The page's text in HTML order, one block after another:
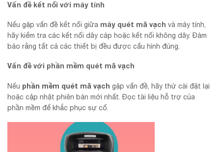
Vấn đề kết nối với máy tính
Nếu gặp vấn đề kết nối giữa máy quét mã vạch và máy tính,
hãy kiểm tra các kết nối dây cáp hoặc kết nối không dây. Đảm
bảo rằng tất cả các thiết bị đều được cấu hình đúng.
Vấn đề với phần mềm quét mã vạch
Nếu phần mềm quét mã vạch gặp vấn đề, hãy thử cài đặt lại
hoặc cập nhật phiên bản mới nhất. Đọc tài liệu hỗ trợ của
phần mềm để khắc phục sự cố.